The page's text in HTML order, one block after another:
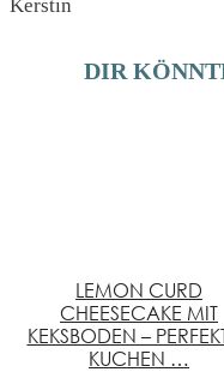
Kerstin
DIR
LEMON CURD
CHEESECAKE MIT
KEKSBODEN –
KUCHEN …